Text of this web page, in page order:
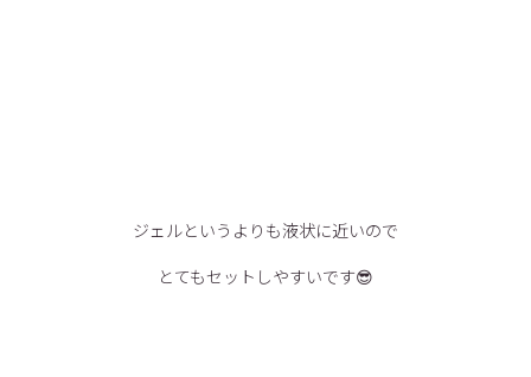
ジェルというよりも液状に近いので
とてもセットしやすいです😎